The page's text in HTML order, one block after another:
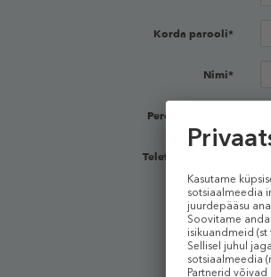
Korda parooli*
Nimi*
Perekonnanimi *
Telefoninumber:*